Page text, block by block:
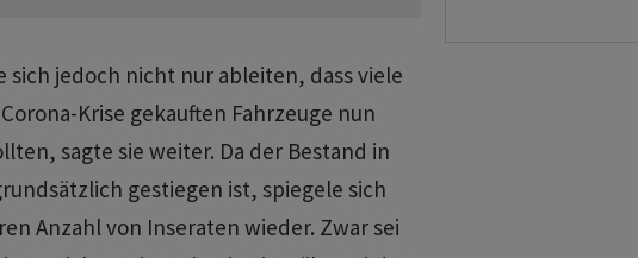
sich jedoch nicht nur ableiten, dass viele
Krise gekauften Fahrzeuge nun
sagte sie weiter. Da der Bestand in
gestiegen ist, spiegele sich
Anzahl von Inseraten wieder. Zwar sei